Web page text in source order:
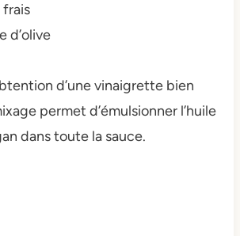
frais
d’olive
d’une vinaigrette bien
permet d’émulsionner l’huile
dans toute la sauce.